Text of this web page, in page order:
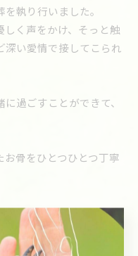
執り行いました。
く声をかけ、そっと触
深い愛情で接してこられ
過ごすことができて、
骨をひとつひとつ丁寧
う。